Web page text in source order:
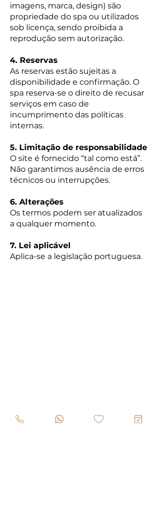
imagens, marca, design) são
propriedade do spa ou utilizados
sob licença, sendo proibida a
reprodução sem autorização.
4. Reservas
As reservas estão sujeitas a
disponibilidade e confirmação. O
spa reserva-se o direito de recusar
serviços em caso de
incumprimento das políticas
internas.
5. Limitação de responsabilidade
O site é fornecido “tal como está”.
Não garantimos ausência de erros
técnicos ou interrupções.
6. Alterações
Os termos podem ser atualizados
a qualquer momento.
7. Lei aplicável
Aplica-se a legislação portuguesa.